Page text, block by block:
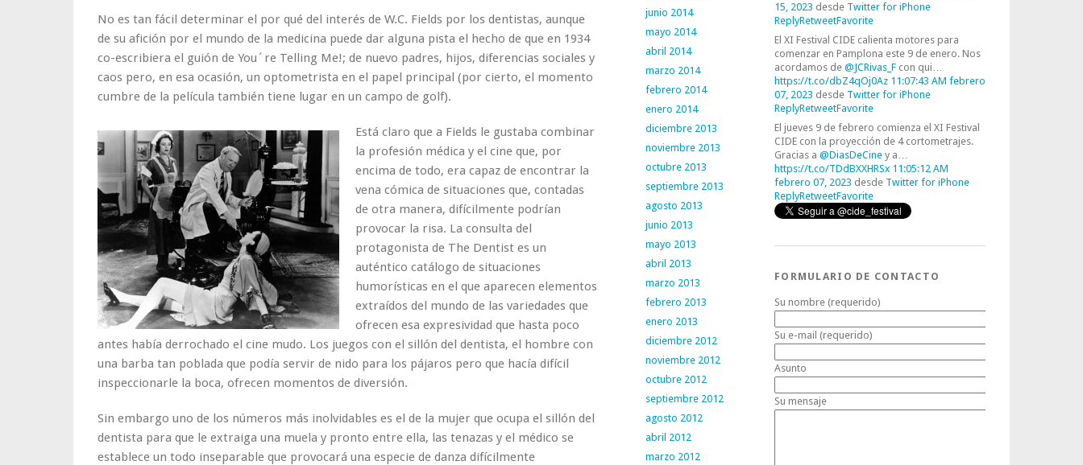
No es tan fácil determinar el por qué del interés de W.C. Fields por los dentistas, aunque
de su afición por el mundo de la medicina puede dar alguna pista el hecho de que en 1934
co-escribiera el guión de You´re Telling Me!; de nuevo padres, hijos, diferencias sociales y
caos pero, en esa ocasión, un optometrista en el papel principal (por cierto, el momento
cumbre de la película también tiene lugar en un campo de golf).
Está claro que a Fields le gustaba combinar
la profesión médica y el cine que, por
encima de todo, era capaz de encontrar la
vena cómica de situaciones que, contadas
de otra manera, difícilmente podrían
provocar la risa. La consulta del
protagonista de The Dentist es un
auténtico catálogo de situaciones
humorísticas en el que aparecen elementos
extraídos del mundo de las variedades que
ofrecen esa expresividad que hasta poco
antes había derrochado el cine mudo. Los juegos con el sillón del dentista, el hombre con
una barba tan poblada que podía servir de nido para los pájaros pero que hacía difícil
inspeccionarle la boca, ofrecen momentos de diversión.
Sin embargo uno de los números más inolvidables es el de la mujer que ocupa el sillón del
dentista para que le extraiga una muela y pronto entre ella, las tenazas y el médico se
establece un todo inseparable que provocará una especie de danza difícilmente
junio 2014
mayo 2014
abril 2014
marzo 2014
febrero 2014
enero 2014
diciembre 2013
noviembre 2013
octubre 2013
septiembre 2013
agosto 2013
junio 2013
mayo 2013
abril 2013
marzo 2013
febrero 2013
enero 2013
diciembre 2012
noviembre 2012
octubre 2012
septiembre 2012
agosto 2012
abril 2012
marzo 2012
15, 2023 desde Twitter for iPhone
ReplyRetweetFavorite
El XI Festival CIDE calienta motores para
comenzar en Pamplona este 9 de enero. Nos
acordamos de @JCRivas_F con qui…
https://t.co/dbZ4qOj0Az 11:07:43 AM febrero
07, 2023 desde Twitter for iPhone
ReplyRetweetFavorite
El jueves 9 de febrero comienza el XI Festival
CIDE con la proyección de 4 cortometrajes.
Gracias a @DiasDeCine y a…
https://t.co/TDdBXXHRSx 11:05:12 AM
febrero 07, 2023 desde Twitter for iPhone
ReplyRetweetFavorite
FORMULARIO DE CONTACTO
Su nombre (requerido)
Su e-mail (requerido)
Asunto
Su mensaje